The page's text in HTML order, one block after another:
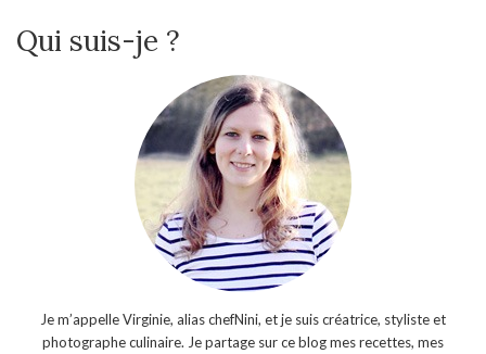
Qui suis-je ?
Je m’appelle Virginie, alias chefNini, et je suis créatrice, styliste et
photographe culinaire. Je partage sur ce blog mes recettes, mes